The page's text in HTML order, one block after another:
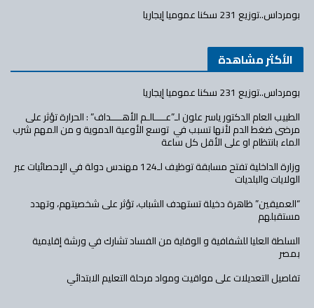
بومرداس..توزيع 231 سكنا عموميا إيجاريا
الأكثر مشاهدة
بومرداس..توزيع 231 سكنا عموميا إيجاريا
الطبيب العام الدكتور ياسر علون لـ”عــــالـم الأهــــداف” : الحرارة تؤثر على
مرضى ضغط الدم لأنها تسبب في توسع الأوعية الدموية و من المهم شرب
الماء بانتظام او على الأقل كل ساعة
وزارة الداخلية تفتح مسابقة توظيف لـ124 مهندس دولة في الإحصائيات عبر
الولايات والبلديات
“العميقين” ظاهرة دخيلة تستهدف الشباب، تؤثر على شخصيتهم، وتهدد
مستقبلهم
السلطة العليا للشفافية و الوقاية من الفساد تشارك في ورشة إقليمية
بمصر
تفاصيل التعديلات على مواقيت ومواد مرحلة التعليم الابتدائي